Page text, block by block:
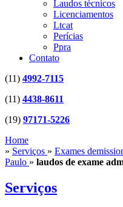
Laudos técnicos
Licenciamentos
Ltcat
Perícias
Ppra
Contato
(11) 4992-7115
(11) 4438-8611
(19) 97171-5226
Home
» Serviços » Exames
Paulo » laudos de exame
Serviços